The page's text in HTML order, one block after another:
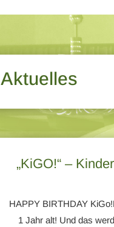
Aktuelles
„KiGO!“ –
HAPPY BIRTHDAY
1 Jahr alt! Und das